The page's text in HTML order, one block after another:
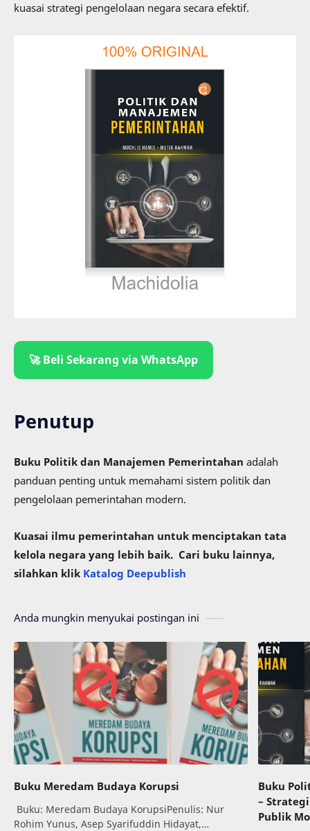
kuasai strategi pengelolaan negara secara efektif.
🚀 Beli Sekarang via WhatsApp
Penutup
Buku Politik dan Manajemen Pemerintahan adalah
panduan penting untuk memahami sistem politik dan
pengelolaan pemerintahan modern.
Kuasai ilmu pemerintahan untuk menciptakan tata
kelola negara yang lebih baik. Cari buku lainnya,
silahkan klik Katalog Deepublish
Anda mungkin menyukai postingan ini
Buku Meredam Budaya Korupsi
Buku: Meredam Budaya KorupsiPenulis: Nur
Rohim Yunus, Asep Syarifuddin Hidayat,
Buku
–
Publik